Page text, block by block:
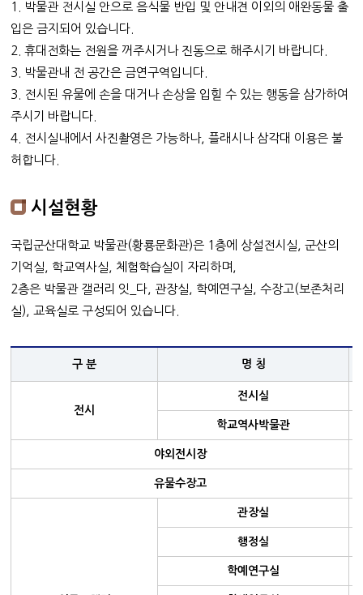
1. 박물관 전시실 안으로 음식물 반입 및 안내견 이외의 애완동물 출
입은 금지되어 있습니다.
2. 휴대전화는 전원을 꺼주시거나 진동으로 해주시기 바랍니다.
3. 박물관내 전 공간은 금연구역입니다.
3. 전시된 유물에 손을 대거나 손상을 입힐 수 있는 행동을 삼가하여
주시기 바랍니다.
4. 전시실내에서 사진촬영은 가능하나, 플래시나 삼각대 이용은 불
허합니다.
시설현황
국립군산대학교 박물관(황룡문화관)은 1층에 상설전시실, 군산의
기억실, 학교역사실, 체험학습실이 자리하며,
2층은 박물관 갤러리 잇_다, 관장실, 학예연구실, 수장고(보존처리
실), 교육실로 구성되어 있습니다.
구 분 명 칭
전시
전시실
학교역사박물관
야외전시장
유물수장고
관장실
행정실
학예연구실